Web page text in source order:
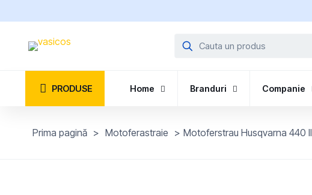
PRODUSE Home Branduri Companie
Prima pagină > Motoferastraie > Motoferstrau Husqvarna 440 II